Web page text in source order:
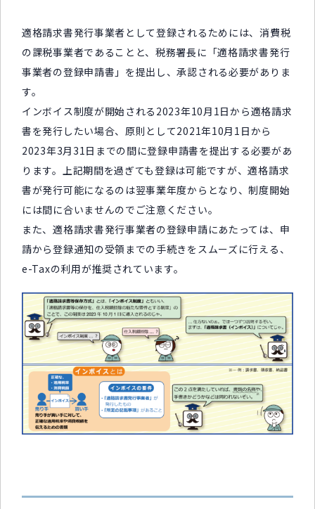
適格請求書発行事業者として登録されるためには、消費税
の課税事業者であることと、税務署長に「適格請求書発行
事業者の登録申請書」を提出し、承認される必要がありま
す。
インボイス制度が開始される2023年10月1日から適格請求
書を発行したい場合、原則として2021年10月1日から
2023年3月31日までの間に登録申請書を提出する必要があ
ります。上記期間を過ぎても登録は可能ですが、適格請求
書が発行可能になるのは翌事業年度からとなり、制度開始
には間に合いませんのでご注意ください。
また、適格請求書発行事業者の登録申請にあたっては、申
請から登録通知の受領までの手続きをスムーズに行える、
e-Taxの利用が推奨されています。